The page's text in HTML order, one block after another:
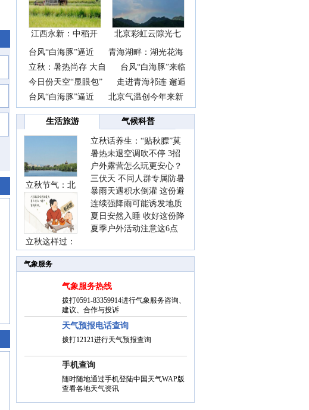
江西永新：中稻开
镰抢
北京彩虹云隙光七
彩云
台风“白海豚”逼近
青海湖畔：湖光花海
长
立秋：暑热尚存 大自
台风“白海豚”来临
前
今日份天空“显眼包”
走进青海祁连 邂逅
一
台风“白海豚”逼近
北京气温创今年来新
高
生活旅游
气候科普
立秋节气：北
立秋这样过：
立秋话养生：“贴秋膘”莫
着急 先清暑再防燥
暑热未退空调吹不停 3招
护住肩颈不酸痛
户外露营怎么玩更安心？
这份攻略请收好
三伏天 不同人群专属防暑
要点请收好
暴雨天遇积水倒灌 这份避
险提示请收好
连续强降雨可能诱发地质
灾害 这些前兆要知道
夏日安然入睡 收好这份降
温小贴士
夏季户外活动注意这6点
气象服务
气象服务热线
拨打0591-83359914进行气象服务咨询、
建议、合作与投诉
天气预报电话查询
拨打12121进行天气预报查询
手机查询
随时随地通过手机登陆中国天气WAP版
查看各地天气资讯